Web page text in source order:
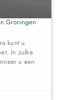
Groningen
kunt u
In zulke
u een